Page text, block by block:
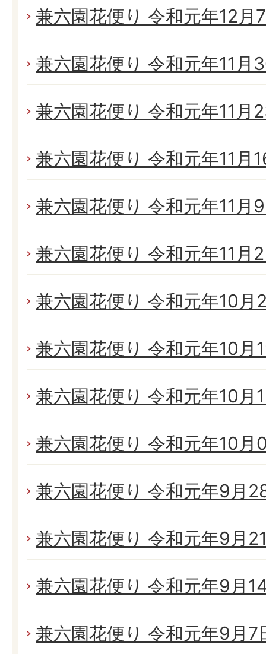
兼六園花便り 令和元年12月
兼六園花便り 令和元年11月
兼六園花便り 令和元年11月
兼六園花便り 令和元年11月
兼六園花便り 令和元年11月
兼六園花便り 令和元年11月
兼六園花便り 令和元年10
兼六園花便り 令和元年10月
兼六園花便り 令和元年10月
兼六園花便り 令和元年10月
兼六園花便り 令和元年9月
兼六園花便り 令和元年9月
兼六園花便り 令和元年9月
兼六園花便り 令和元年9月7